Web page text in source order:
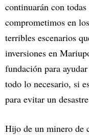
continuarán con
comprometimos en
terribles escenarios
inversiones en
fundación para
todo lo necesario, si
para evitar un
Hijo de un minero de